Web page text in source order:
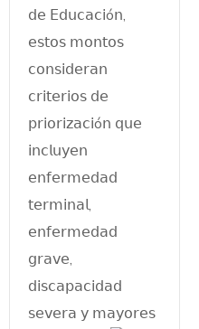
𝖽𝖾 𝖤𝖽𝗎𝖼𝖺𝖼𝗂ó𝗇,
𝖾𝗌𝗍𝗈𝗌 𝗆𝗈𝗇𝗍𝗈𝗌
𝖼𝗈𝗇𝗌𝗂𝖽𝖾𝗋𝖺𝗇
𝖼𝗋𝗂𝗍𝖾𝗋𝗂𝗈𝗌 𝖽𝖾
𝗉𝗋𝗂𝗈𝗋𝗂𝗓𝖺𝖼𝗂ó𝗇 𝗊𝗎𝖾
𝗂𝗇𝖼𝗅𝗎𝗒𝖾𝗇
𝖾𝗇𝖿𝖾𝗋𝗆𝖾𝖽𝖺𝖽
𝗍𝖾𝗋𝗆𝗂𝗇𝖺𝗅,
𝖾𝗇𝖿𝖾𝗋𝗆𝖾𝖽𝖺𝖽
𝗀𝗋𝖺𝗏𝖾,
𝖽𝗂𝗌𝖼𝖺𝗉𝖺𝖼𝗂𝖽𝖺𝖽
𝗌𝖾𝗏𝖾𝗋𝖺 𝗒 𝗆𝖺𝗒𝗈𝗋𝖾𝗌